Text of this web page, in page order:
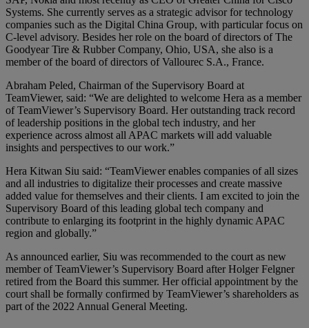
Systems. She currently serves as a strategic advisor for technology
companies such as the Digital China Group, with particular focus on
C-level advisory. Besides her role on the board of directors of The
Goodyear Tire & Rubber Company, Ohio, USA, she also is a
member of the board of directors of Vallourec S.A., France.
Abraham Peled, Chairman of the Supervisory Board at
TeamViewer, said: “We are delighted to welcome Hera as a member
of TeamViewer’s Supervisory Board. Her outstanding track record
of leadership positions in the global tech industry, and her
experience across almost all APAC markets will add valuable
insights and perspectives to our work.”
Hera Kitwan Siu said: “TeamViewer enables companies of all sizes
and all industries to digitalize their processes and create massive
added value for themselves and their clients. I am excited to join the
Supervisory Board of this leading global tech company and
contribute to enlarging its footprint in the highly dynamic APAC
region and globally.”
As announced earlier, Siu was recommended to the court as new
member of TeamViewer’s Supervisory Board after Holger Felgner
retired from the Board this summer. Her official appointment by the
court shall be formally confirmed by TeamViewer’s shareholders as
part of the 2022 Annual General Meeting.